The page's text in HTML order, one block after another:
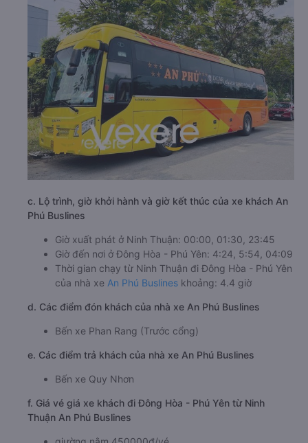
c. Lộ trình, giờ khởi hành và giờ kết thúc của xe khách An
Phú Buslines
Giờ xuất phát ở Ninh Thuận: 00:00, 01:30, 23:45
Giờ đến nơi ở Đông Hòa - Phú Yên: 4:24, 5:54, 04:09
Thời gian chạy từ Ninh Thuận đi Đông Hòa - Phú Yên
của nhà xe An Phú Buslines khoảng: 4.4 giờ
d. Các điểm đón khách của nhà xe An Phú Buslines
Bến xe Phan Rang (Trước cổng)
e. Các điểm trả khách của nhà xe An Phú Buslines
Bến xe Quy Nhơn
f. Giá vé giá xe khách đi Đông Hòa - Phú Yên từ Ninh
Thuận An Phú Buslines